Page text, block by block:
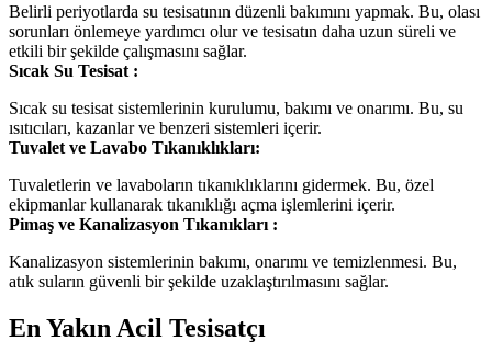
Belirli periyotlarda su tesisatının düzenli bakımını yapmak. Bu, olası
sorunları önlemeye yardımcı olur ve tesisatın daha uzun süreli ve
etkili bir şekilde çalışmasını sağlar.
Sıcak Su Tesisat :
Sıcak su tesisat sistemlerinin kurulumu, bakımı ve onarımı. Bu, su
ısıtıcıları, kazanlar ve benzeri sistemleri içerir.
Tuvalet ve Lavabo Tıkanıklıkları:
Tuvaletlerin ve lavaboların tıkanıklıklarını gidermek. Bu, özel
ekipmanlar kullanarak tıkanıklığı açma işlemlerini içerir.
Pimaş ve Kanalizasyon Tıkanıkları :
Kanalizasyon sistemlerinin bakımı, onarımı ve temizlenmesi. Bu,
atık suların güvenli bir şekilde uzaklaştırılmasını sağlar.
En Yakın Acil Tesisatçı